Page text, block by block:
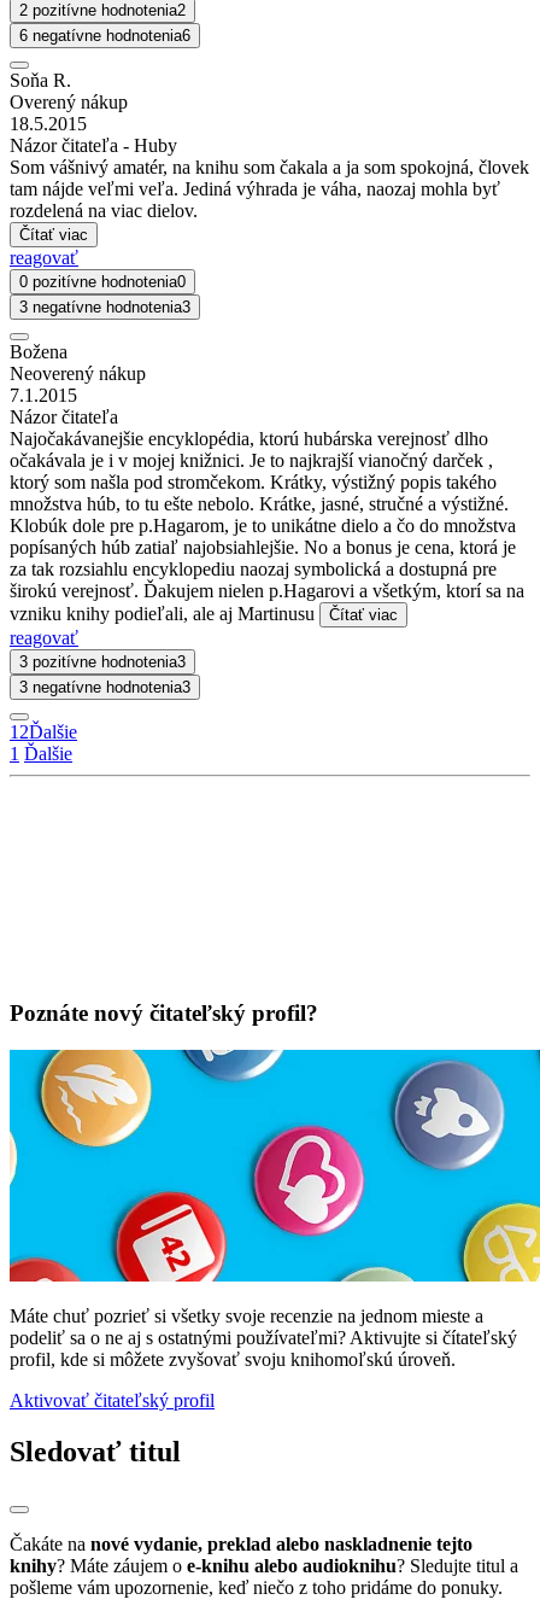
2 pozitívne hodnotenia2
6 negatívne hodnotenia6
Soňa R.
Overený nákup
18.5.2015
Názor čitateľa - Huby
Som vášnivý amatér, na knihu som čakala a ja som spokojná, človek
tam nájde veľmi veľa. Jediná výhrada je váha, naozaj mohla byť
rozdelená na viac dielov.
Čítať viac
reagovať
0 pozitívne hodnotenia0
3 negatívne hodnotenia3
Božena
Neoverený nákup
7.1.2015
Názor čitateľa
Najočakávanejšie encyklopédia, ktorú hubárska verejnosť dlho
očakávala je i v mojej knižnici. Je to najkrajší vianočný darček ,
ktorý som našla pod stromčekom. Krátky, výstižný popis takého
množstva húb, to tu ešte nebolo. Krátke, jasné, stručné a výstižné.
Klobúk dole pre p.Hagarom, je to unikátne dielo a čo do množstva
popísaných húb zatiaľ najobsiahlejšie. No a bonus je cena, ktorá je
za tak rozsiahlu encyklopediu naozaj symbolická a dostupná pre
širokú verejnosť. Ďakujem nielen p.Hagarovi a všetkým, ktorí sa na
vzniku knihy podieľali, ale aj Martinusu
Čítať viac
reagovať
3 pozitívne hodnotenia3
3 negatívne hodnotenia3
1 2Ďalšie
1 Ďalšie
Poznáte nový čitateľský profil?
Máte chuť pozrieť si všetky svoje recenzie na jednom mieste a
podeliť sa o ne aj s ostatnými používateľmi? Aktivujte si čítateľský
profil, kde si môžete zvyšovať svoju knihomoľskú úroveň.
Aktivovať čitateľský profil
Sledovať titul
Čakáte na nové vydanie, preklad alebo naskladnenie tejto
knihy? Máte záujem o e-knihu alebo audioknihu? Sledujte titul a
pošleme vám upozornenie, keď niečo z toho pridáme do ponuky.